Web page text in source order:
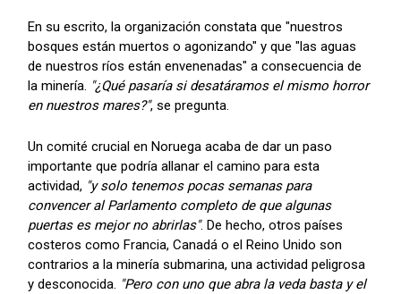
En su escrito, la organización constata que "nuestros
bosques están muertos o agonizando" y que "las aguas
de nuestros ríos están envenenadas" a consecuencia de
la minería. "¿Qué pasaría si desatáramos el mismo horror
en nuestros mares?", se pregunta.
Un comité crucial en Noruega acaba de dar un paso
importante que podría allanar el camino para esta
actividad, "y solo tenemos pocas semanas para
convencer al Parlamento completo de que algunas
puertas es mejor no abrirlas". De hecho, otros países
costeros como Francia, Canadá o el Reino Unido son
contrarios a la minería submarina, una actividad peligrosa
y desconocida. "Pero con uno que abra la veda basta y el